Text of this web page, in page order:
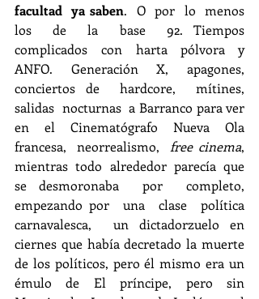
facultad  ya saben.  O  por  lo  menos
los  de  la  base  92. Tiempos
complicados  con  harta  pólvora  y
ANFO.  Generación  X,  apagones,
conciertos de  hardcore,  mítines,
salidas  nocturnas  a Barranco para ver
en el Cinematógrafo Nueva Ola
francesa,  neorrealismo, free cinema,
mientras  todo  alrededor  parecía  que
se desmoronaba  por  completo,
empezando por  una  clase  política
carnavalesca,  un dictadorzuelo en
ciernes que había decretado la muerte
de los políticos, pero él mismo era un
émulo de El príncipe, pero sin